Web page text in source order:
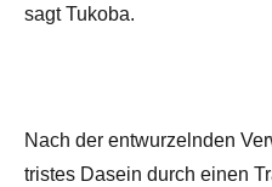
sagt Tukoba.
Nach der entwurzelnden
tristes Dasein durch einen